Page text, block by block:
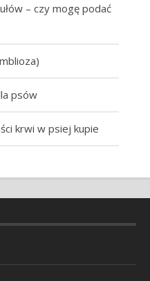
– czy mogę podać
psów
krwi w psiej kupie